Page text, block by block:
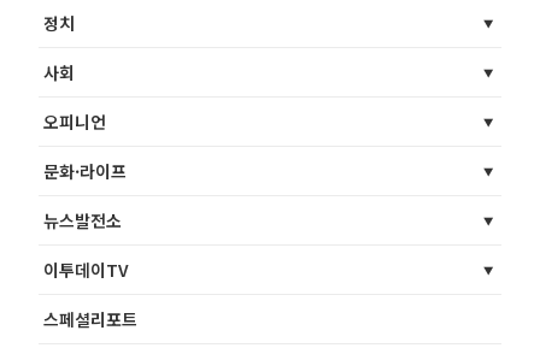
정치
사회
오피니언
문화·라이프
뉴스발전소
이투데이TV
스페셜리포트